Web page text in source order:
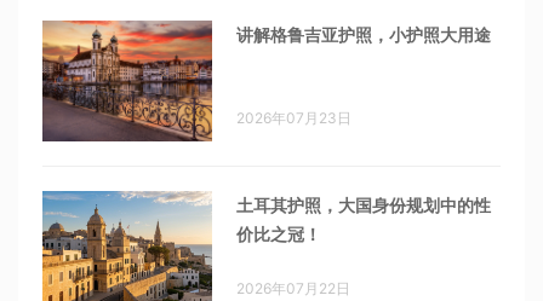
讲解格鲁吉亚护照，小护照大用途
2026年07月23日
土耳其护照，大国身份规划中的性
价比之冠！
2026年07月22日